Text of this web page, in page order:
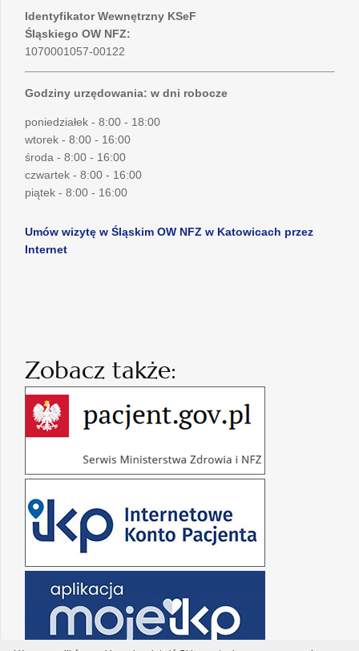
Identyfikator Wewnętrzny KSeF
Śląskiego OW NFZ:
1070001057-00122
Godziny urzędowania: w dni robocze
poniedziałek - 8:00 - 18:00
wtorek - 8:00 - 16:00
środa - 8:00 - 16:00
czwartek - 8:00 - 16:00
piątek - 8:00 - 16:00
Umów wizytę w Śląskim OW NFZ w Katowicach przez
Internet
Zobacz także: